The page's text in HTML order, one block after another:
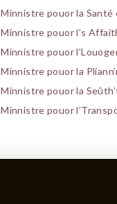
Minnistre pouor la Santé
Minnistre pouor l’s
Minnistre pouor
Minnistre pouor la
Minnistre pouor la
Minnistre pouor